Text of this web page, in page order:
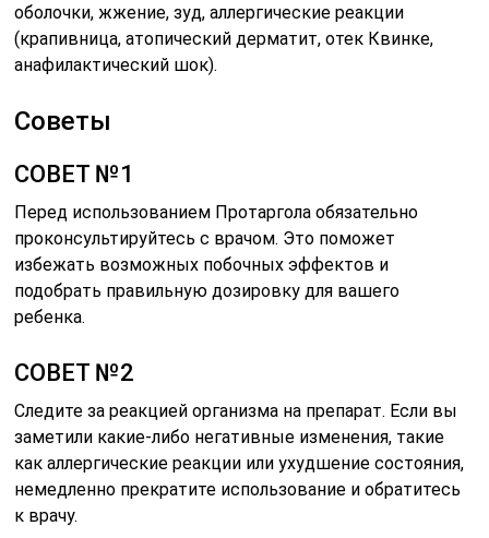
оболочки, жжение, зуд, аллергические реакции
(крапивница, атопический дерматит, отек Квинке,
анафилактический шок).
Советы
СОВЕТ №1
Перед использованием Протаргола обязательно
проконсультируйтесь с врачом. Это поможет
избежать возможных побочных эффектов и
подобрать правильную дозировку для вашего
ребенка.
СОВЕТ №2
Следите за реакцией организма на препарат. Если вы
заметили какие-либо негативные изменения, такие
как аллергические реакции или ухудшение состояния,
немедленно прекратите использование и обратитесь
к врачу.